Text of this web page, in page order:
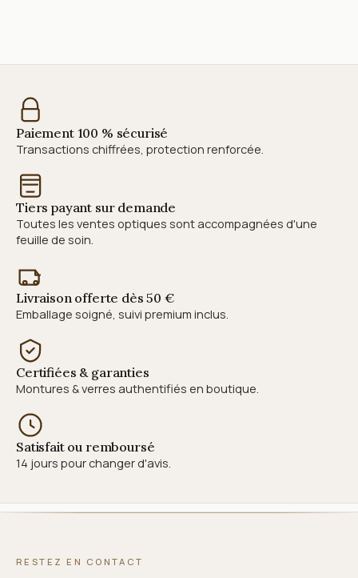
Paiement 100 % sécurisé
Transactions chiffrées, protection renforcée.
Tiers payant sur demande
Toutes les ventes optiques sont accompagnées d'une
feuille de soin.
Livraison offerte dès 50 €
Emballage soigné, suivi premium inclus.
Certifiées & garanties
Montures & verres authentifiés en boutique.
Satisfait ou remboursé
14 jours pour changer d'avis.
RESTEZ EN CONTACT